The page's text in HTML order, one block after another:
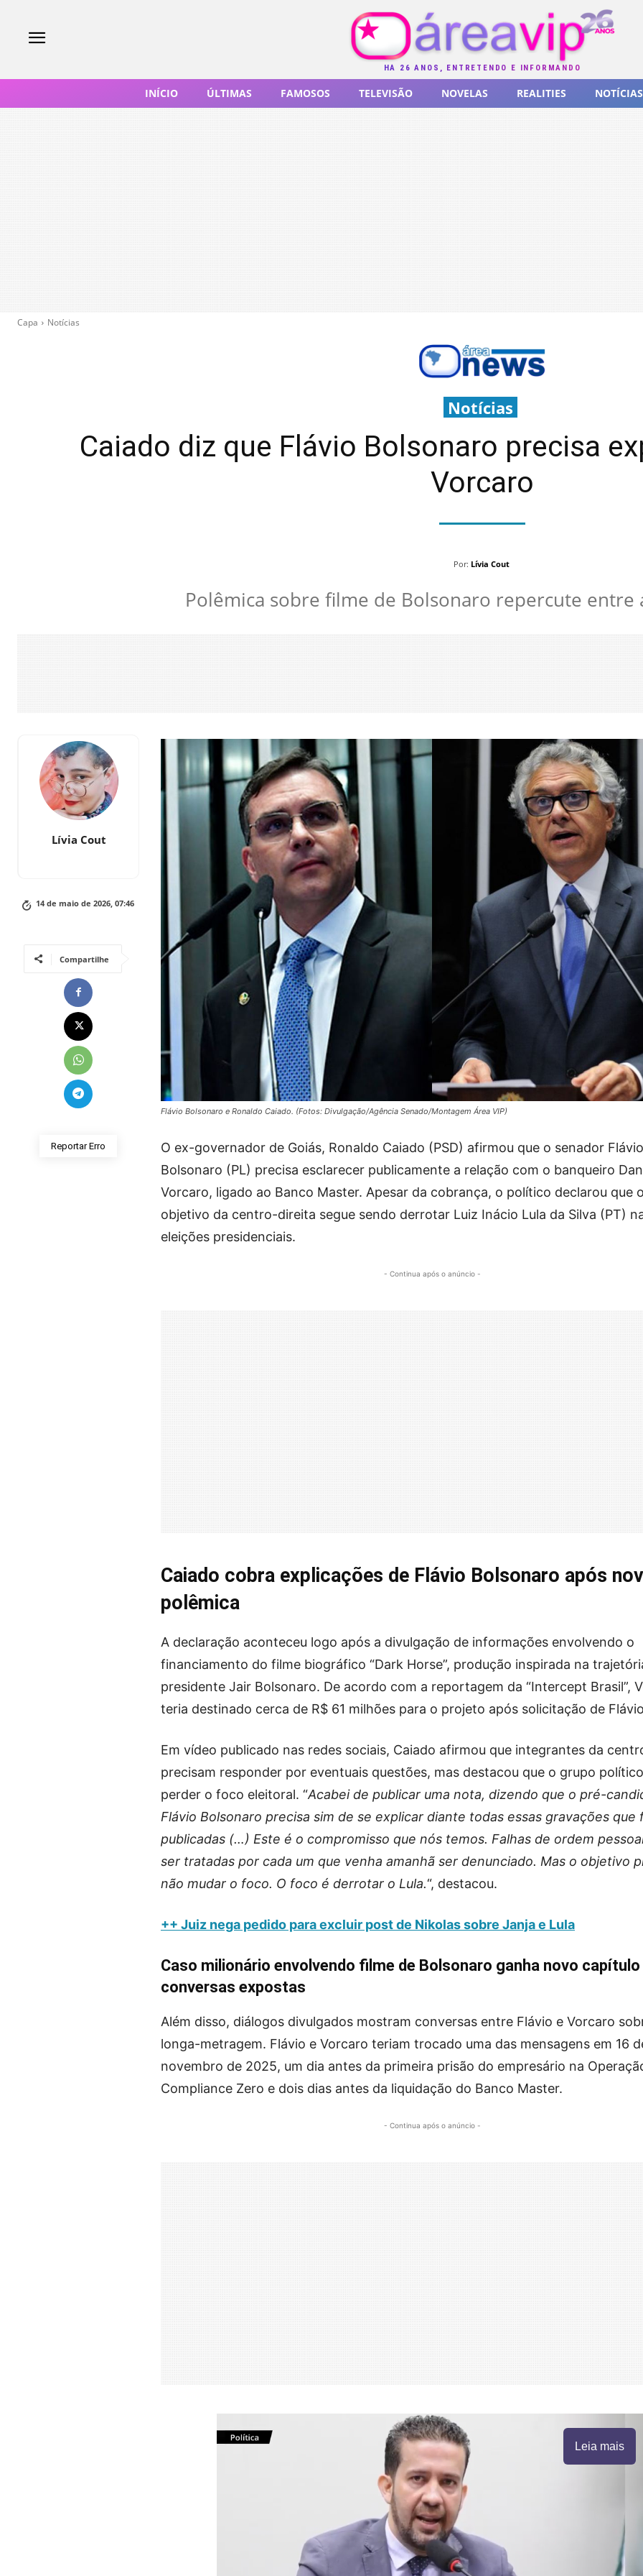
HÁ 26 ANOS, ENTRETENDO E INFORMANDO
INÍCIO ÚLTIMAS FAMOSOS TELEVISÃO NOVELAS REALITIES NOTÍCIAS
Capa Notícias
Notícias
Caiado diz que Flávio Bolsonaro precisa
Vorcaro
Por: Lívia Cout
Polêmica sobre filme de Bolsonaro repercute entre
Lívia Cout
14 de maio de 2026, 07:46
Compartilhe
Reportar Erro
Flávio Bolsonaro e Ronaldo Caiado. (Fotos: Divulgação/Agência Senado/Montagem Área VIP)
O ex-governador de Goiás, Ronaldo Caiado (PSD) afirmou que o senador Flávio
Bolsonaro (PL) precisa esclarecer publicamente a relação com o banqueiro
Vorcaro, ligado ao Banco Master. Apesar da cobrança, o político declarou que
objetivo da centro-direita segue sendo derrotar Luiz Inácio Lula da Silva (PT)
eleições presidenciais.
- Continua após o anúncio -
Caiado cobra explicações de Flávio Bolsonaro após
polêmica
A declaração aconteceu logo após a divulgação de informações envolvendo o
financiamento do filme biográfico “Dark Horse”, produção inspirada na
presidente Jair Bolsonaro. De acordo com a reportagem da “Intercept Brasil”,
teria destinado cerca de R$ 61 milhões para o projeto após solicitação de
Em vídeo publicado nas redes sociais, Caiado afirmou que integrantes da
precisam responder por eventuais questões, mas destacou que o grupo
perder o foco eleitoral. “Acabei de publicar uma nota, dizendo que o pré-
Flávio Bolsonaro precisa sim de se explicar diante todas essas gravações que
publicadas (…) Este é o compromisso que nós temos. Falhas de ordem
ser tratadas por cada um que venha amanhã ser denunciado. Mas o objetivo
não mudar o foco. O foco é derrotar o Lula.“, destacou.
++ Juiz nega pedido para excluir post de Nikolas sobre Janja e Lula
Caso milionário envolvendo filme de Bolsonaro ganha novo
conversas expostas
Além disso, diálogos divulgados mostram conversas entre Flávio e Vorcaro
longa-metragem. Flávio e Vorcaro teriam trocado uma das mensagens em 16
novembro de 2025, um dia antes da primeira prisão do empresário na
Compliance Zero e dois dias antes da liquidação do Banco Master.
- Continua após o anúncio -
Leia mais